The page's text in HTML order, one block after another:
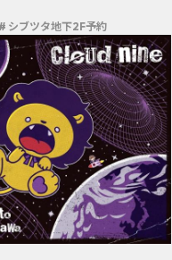
# シブツタ地下2F予約